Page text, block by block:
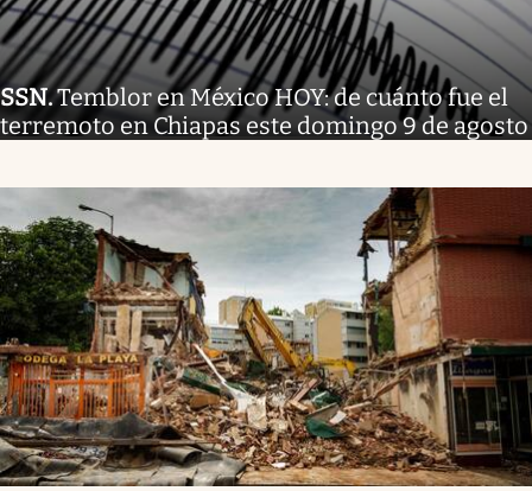
SSN.Temblor en México HOY: de cuánto fue el
terremoto en Chiapas este domingo 9 de agosto